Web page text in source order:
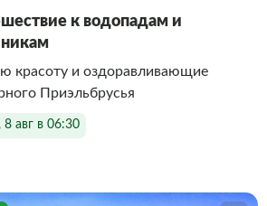
к водопадам и
красоту и оздоравливающие
Приэльбрусья
8 авг в 06:30